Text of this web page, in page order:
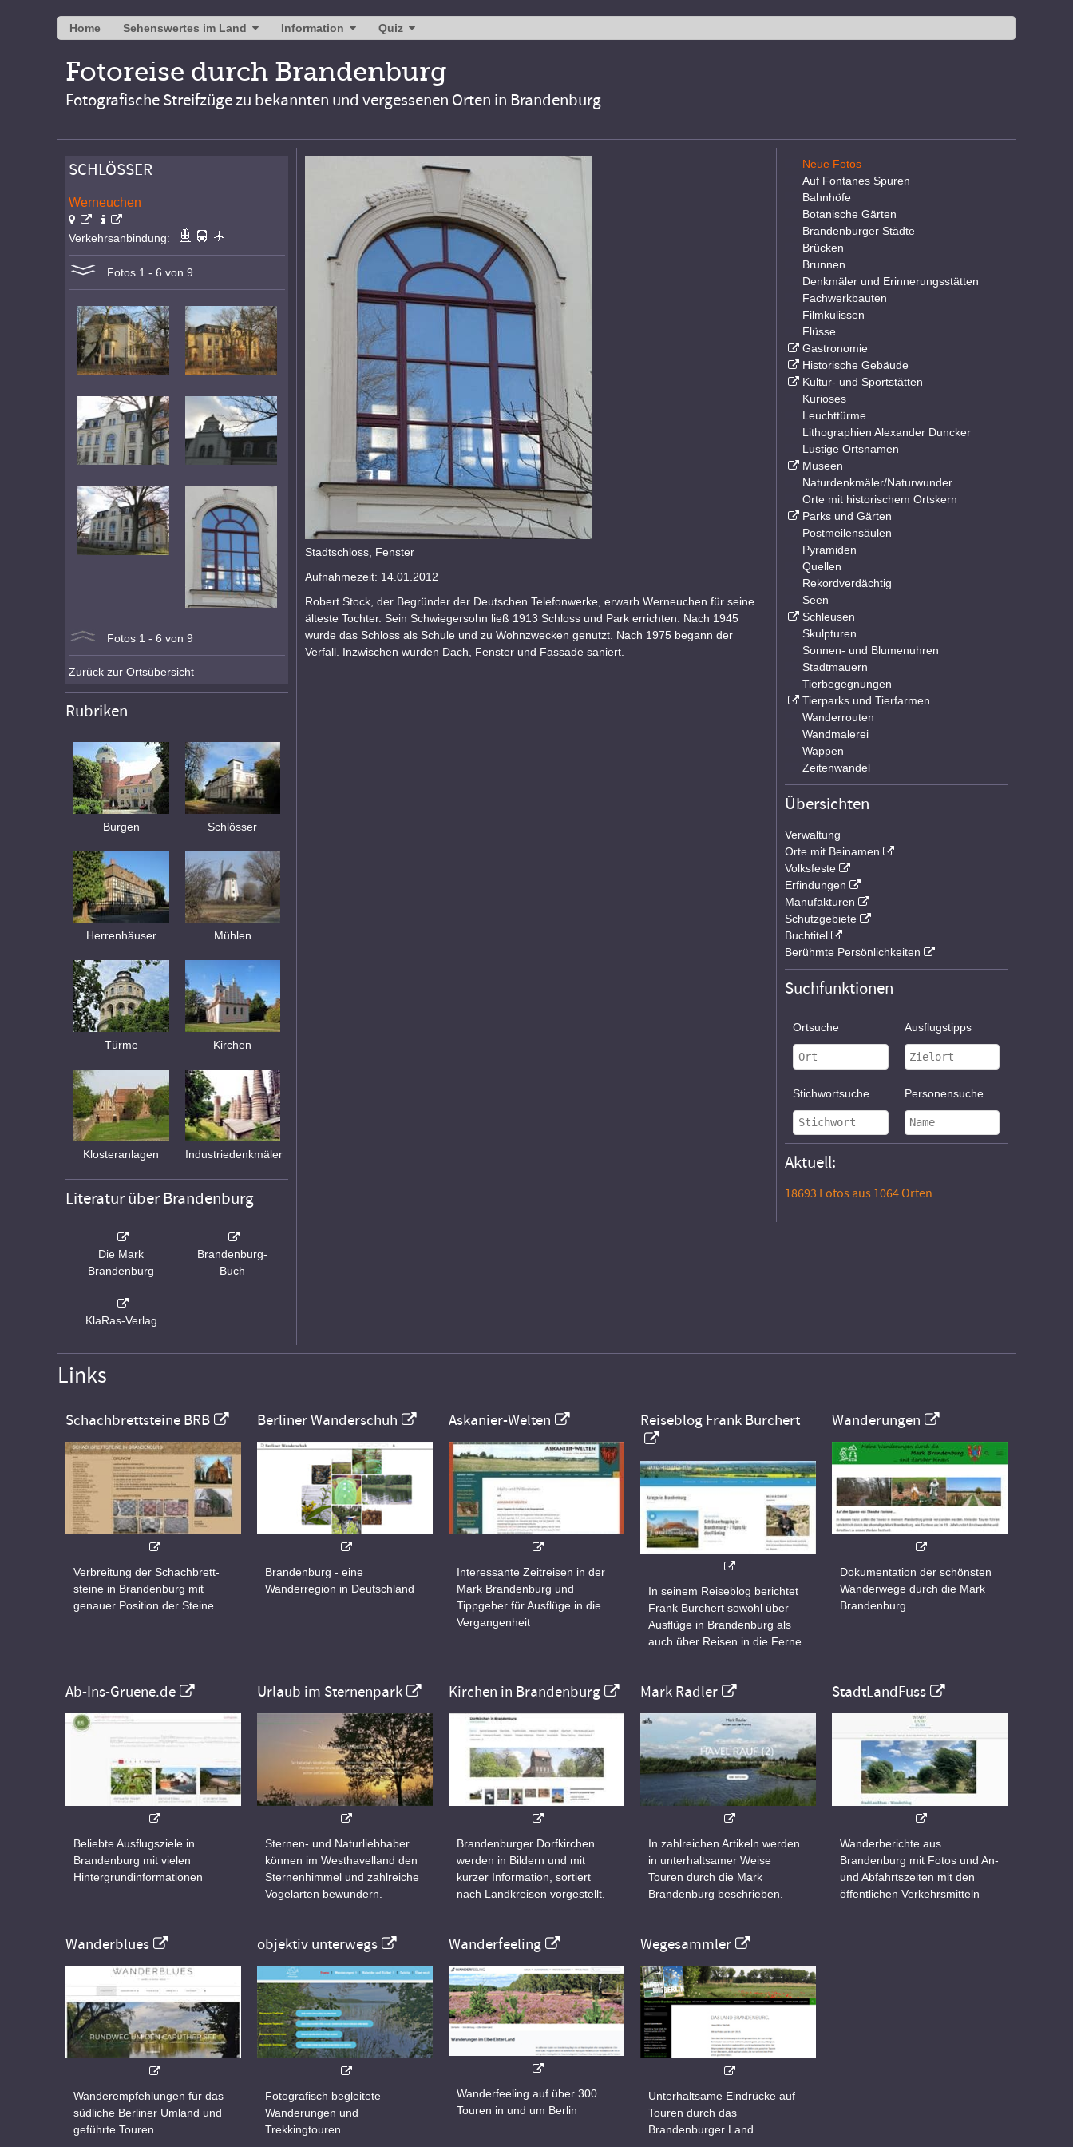
Home Sehenswertes im Land Information Quiz
Fotoreise durch Brandenburg
Fotografische Streifzüge zu bekannten und vergessenen Orten in Brandenburg
Stadtschloss, Fenster
Aufnahmezeit: 14.01.2012
Robert Stock, der Begründer der Deutschen Telefonwerke, erwarb Werneuchen für seine
älteste Tochter. Sein Schwiegersohn ließ 1913 Schloss und Park errichten. Nach 1945
wurde das Schloss als Schule und zu Wohnzwecken genutzt. Nach 1975 begann der
Verfall. Inzwischen wurden Dach, Fenster und Fassade saniert.
SCHLÖSSER
Werneuchen
Verkehrsanbindung:
Fotos 1 - 6 von 9
Fotos 1 - 6 von 9
Zurück zur Ortsübersicht
Rubriken
Burgen Schlösser
Herrenhäuser Mühlen
Türme Kirchen
Klosteranlagen Industriedenkmäler
Literatur über Brandenburg
Die Mark
Brandenburg
Brandenburg-
Buch
KlaRas-Verlag
Neue Fotos
Auf Fontanes Spuren
Bahnhöfe
Botanische Gärten
Brandenburger Städte
Brücken
Brunnen
Denkmäler und Erinnerungsstätten
Fachwerkbauten
Filmkulissen
Flüsse
Gastronomie
Historische Gebäude
Kultur- und Sportstätten
Kurioses
Leuchttürme
Lithographien Alexander Duncker
Lustige Ortsnamen
Museen
Naturdenkmäler/Naturwunder
Orte mit historischem Ortskern
Parks und Gärten
Postmeilensäulen
Pyramiden
Quellen
Rekordverdächtig
Seen
Schleusen
Skulpturen
Sonnen- und Blumenuhren
Stadtmauern
Tierbegegnungen
Tierparks und Tierfarmen
Wanderrouten
Wandmalerei
Wappen
Zeitenwandel
Übersichten
Verwaltung
Orte mit Beinamen
Volksfeste
Erfindungen
Manufakturen
Schutzgebiete
Buchtitel
Berühmte Persönlichkeiten
Suchfunktionen
Ortsuche Ausflugstipps
Stichwortsuche Personensuche
Aktuell:
18693 Fotos aus 1064 Orten
Links
Schachbrettsteine BRB
Verbreitung der Schachbrett-
steine in Brandenburg mit
genauer Position der Steine
Berliner Wanderschuh
Brandenburg - eine
Wanderregion in Deutschland
Askanier-Welten
Interessante Zeitreisen in der
Mark Brandenburg und
Tippgeber für Ausflüge in die
Vergangenheit
Reiseblog Frank Burchert
In seinem Reiseblog berichtet
Frank Burchert sowohl über
Ausflüge in Brandenburg als
auch über Reisen in die Ferne.
Wanderungen
Dokumentation der schönsten
Wanderwege durch die Mark
Brandenburg
Ab-Ins-Gruene.de
Beliebte Ausflugsziele in
Brandenburg mit vielen
Hintergrundinformationen
Urlaub im Sternenpark
Sternen- und Naturliebhaber
können im Westhavelland den
Sternenhimmel und zahlreiche
Vogelarten bewundern.
Kirchen in Brandenburg
Brandenburger Dorfkirchen
werden in Bildern und mit
kurzer Information, sortiert
nach Landkreisen vorgestellt.
Mark Radler
In zahlreichen Artikeln werden
in unterhaltsamer Weise
Touren durch die Mark
Brandenburg beschrieben.
StadtLandFuss
Wanderberichte aus
Brandenburg mit Fotos und An-
und Abfahrtszeiten mit den
öffentlichen Verkehrsmitteln
Wanderblues
Wanderempfehlungen für das
südliche Berliner Umland und
geführte Touren
objektiv unterwegs
Fotografisch begleitete
Wanderungen und
Trekkingtouren
Wanderfeeling
Wanderfeeling auf über 300
Touren in und um Berlin
Wegesammler
Unterhaltsame Eindrücke auf
Touren durch das
Brandenburger Land